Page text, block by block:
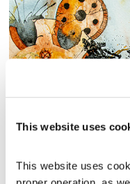
This website uses
This website uses